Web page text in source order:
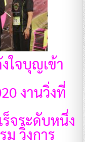
ใจบุญเข้า
งานวิ่งที่
ร็จระดับหนึ่ง
ม วิ่งการ